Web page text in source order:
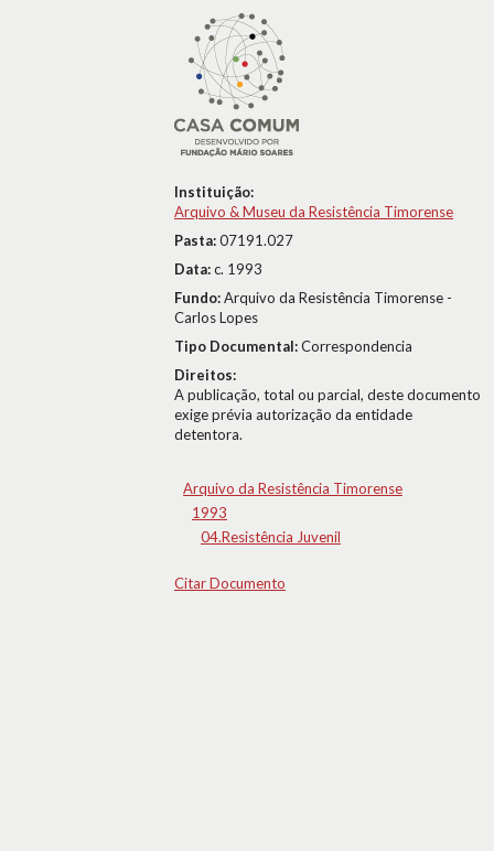
Instituição:
Arquivo & Museu da Resistência Timorense
Pasta:07191.027
Data:c. 1993
Fundo:Arquivo da Resistência Timorense -
Carlos Lopes
Tipo Documental:Correspondencia
Direitos:
A publicação, total ou parcial, deste documento
exige prévia autorização da entidade
detentora.
Arquivo da Resistência Timorense
1993
04.Resistência Juvenil
Citar Documento